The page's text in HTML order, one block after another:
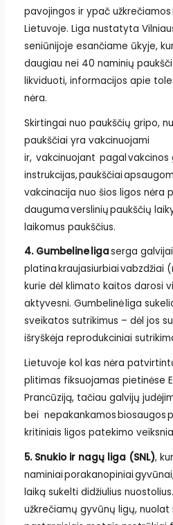
pavojingos ir ypač užkrečiamos
Lietuvoje. Liga nustatyta
seniūnijoje esančiame ūkyje,
daugiau nei 40 naminių
likviduoti, informacijos apie
nėra.
Skirtingai nuo paukščių gripo,
paukščiai yra vakcinuojami
ir, vakcinuojant pagal vakcinos
instrukcijas, paukščiai
vakcinacija nuo šios ligos nėra
dauguma verslinių paukščių
laikomus paukščius.
4. Gumbeline ligaserga
platina kraujasiurbiai vabzdžiai
kurie dėl klimato kaitos darosi
aktyvesni. Gumbelinė liga
sveikatos sutrikimus – dėl jos
išryškėja reprodukciniai
Lietuvoje kol kas nėra
plitimas fiksuojamas pietinėse
Prancūziją, tačiau galvijų
bei nepakankamos biosaugos
kritiniais ligos patekimo
5. Snukio ir nagų liga (SNL),
naminiai porakanopiniai
laiką sukelti didžiulius
užkrečiamų gyvūnų ligų,